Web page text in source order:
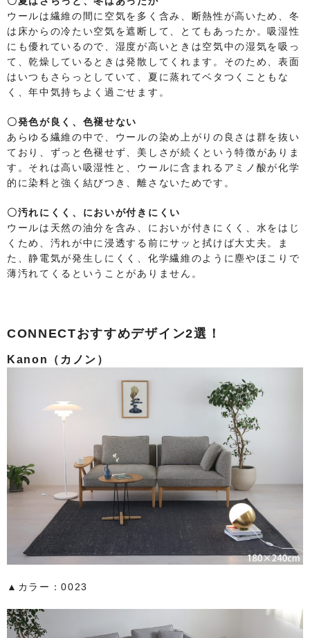
ウールは繊維の間に空気を多く含み、断熱性が高いため、冬
は床からの冷たい空気を遮断して、とてもあったか。吸湿性
にも優れているので、湿度が高いときは空気中の湿気を吸っ
て、乾燥しているときは発散してくれます。そのため、表面
はいつもさらっとしていて、夏に蒸れてベタつくこともな
く、年中気持ちよく過ごせます。
〇発色が良く、色褪せない
あらゆる繊維の中で、ウールの染め上がりの良さは群を抜い
ており、ずっと色褪せず、美しさが続くという特徴がありま
す。それは高い吸湿性と、ウールに含まれるアミノ酸が化学
的に染料と強く結びつき、離さないためです。
〇汚れにくく、においが付きにくい
ウールは天然の油分を含み、においが付きにくく、水をはじ
くため、汚れが中に浸透する前にサッと拭けば大丈夫。ま
た、静電気が発生しにくく、化学繊維のように塵やほこりで
薄汚れてくるということがありません。
CONNECTおすすめデザイン2選！
Kanon（カノン）
▲カラー：0023